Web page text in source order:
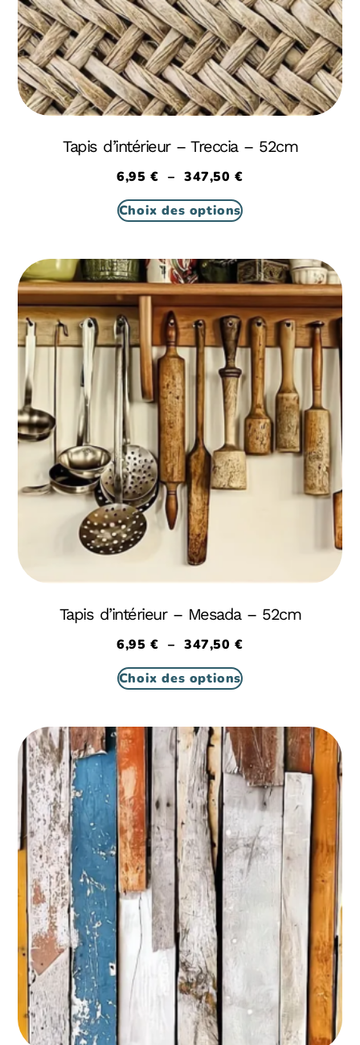
Tapis d’intérieur – Treccia – 52cm
6,95€ – 347,50€
Choix des options
Tapis d’intérieur – Mesada – 52cm
6,95€ – 347,50€
Choix des options